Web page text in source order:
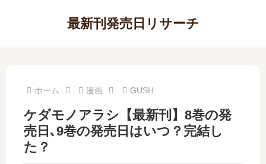
最新刊発売日リサーチ
ホーム 漫画 GUSH
ケダモノアラシ【最新刊】8巻の発
売日､9巻の発売日はいつ？完結し
た？